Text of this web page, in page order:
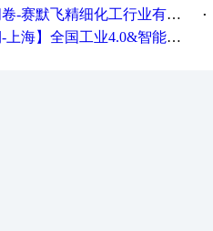
默飞精细化工行业有奖调查来袭！ ·
】全国工业4.0&智能制造高级培训班通知！